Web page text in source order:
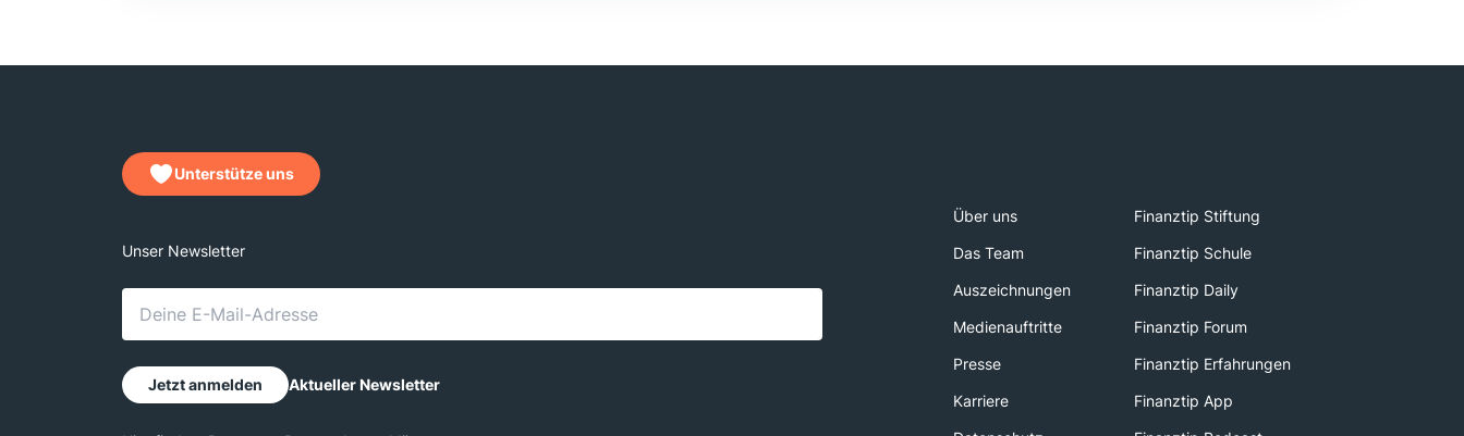
Unterstütze uns
Über uns
Finanztip Stiftung
Das Team
Finanztip Schule
Auszeichnungen
Finanztip Daily
Medienauftritte
Finanztip Forum
Presse
Finanztip Erfahrungen
Karriere
Finanztip App